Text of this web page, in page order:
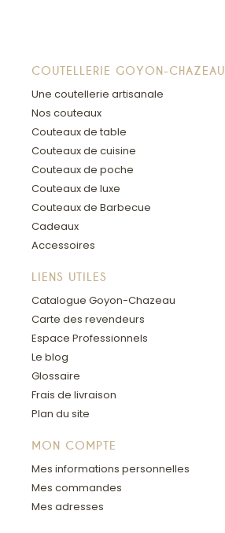
COUTELLERIE GOYON-CHAZEAU
Une coutellerie artisanale
Nos couteaux
Couteaux de table
Couteaux de cuisine
Couteaux de poche
Couteaux de luxe
Couteaux de Barbecue
Cadeaux
Accessoires
LIENS UTILES
Catalogue Goyon-Chazeau
Carte des revendeurs
Espace Professionnels
Le blog
Glossaire
Frais de livraison
Plan du site
MON COMPTE
Mes informations personnelles
Mes commandes
Mes adresses